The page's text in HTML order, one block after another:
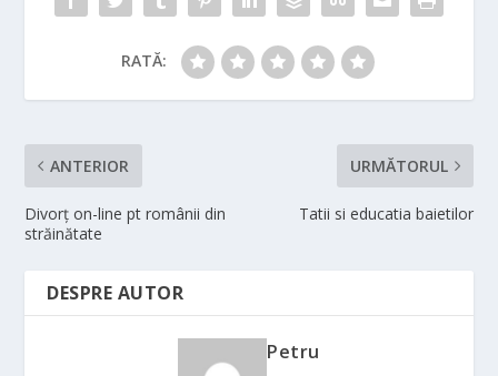
RATĂ:
ANTERIOR
Divorț on-line pt românii din
străinătate
URMĂTORUL
Tatii si educatia baietilor
DESPRE AUTOR
Petru